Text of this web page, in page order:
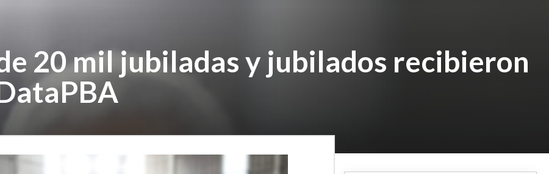
20 mil jubiladas y jubilados recibieron